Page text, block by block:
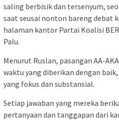
saling berbisik dan tersenyum,
saat seusai nonton bareng debat
halaman kantor Partai Koalisi
Palu.
Menurut Ruslan, pasangan AA-
waktu yang diberikan dengan
yang fokus dan substansial.
Setiap jawaban yang mereka
pertanyaan dan tanggapan dari